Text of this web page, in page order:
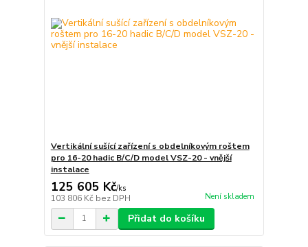
Vertikální sušící zařízení s obdelníkovým roštem
pro 16-20 hadic B/C/D model VSZ-20 - vnější
instalace
125 605 Kč/ks
103 806 Kč bez DPH Není skladem
Přidat do košíku